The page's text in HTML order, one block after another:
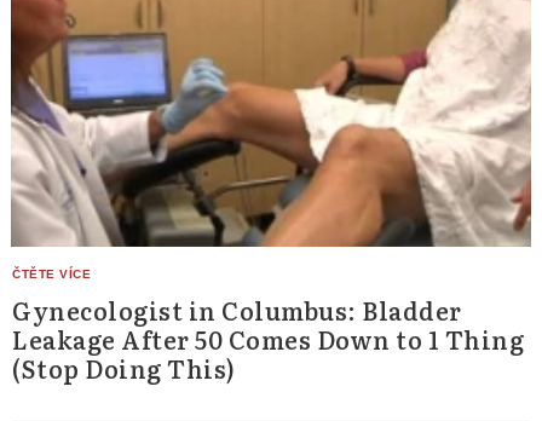
Gynecologist in Columbus: Bladder
Leakage After 50 Comes Down to 1 Thing
(Stop Doing This)